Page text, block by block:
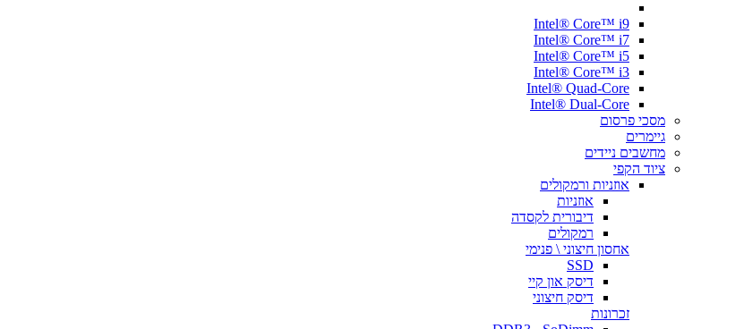
Intel® Core™ i9
Intel® Core™ i7
Intel® Core™ i5
Intel® Core™ i3
Intel® Quad-Core
Intel® Dual-Core
מסכי פרסום
גיימרים
מחשבים ניידים
ציוד הקפי
אוזניות ורמקולים
אוזניות
דיבורית לקסדה
רמקולים
אחסון חיצוני \ פנימי
SSD
דיסק און קיי
דיסק חיצוני
זכרונות